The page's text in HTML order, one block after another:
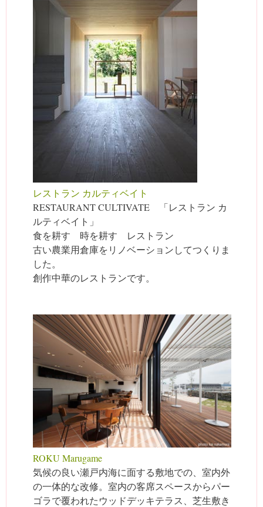
レストラン カルティベイト
RESTAURANT CULTIVATE 「レストラン カ
ルティベイト」
食を耕す 時を耕す レストラン
古い農業用倉庫をリノベーションしてつくりま
した。
創作中華のレストランです。
ROKU Marugame
気候の良い瀬戸内海に面する敷地での、室内外
の一体的な改修。室内の客席スペースからパー
ゴラで覆われたウッドデッキテラス、芝生敷き